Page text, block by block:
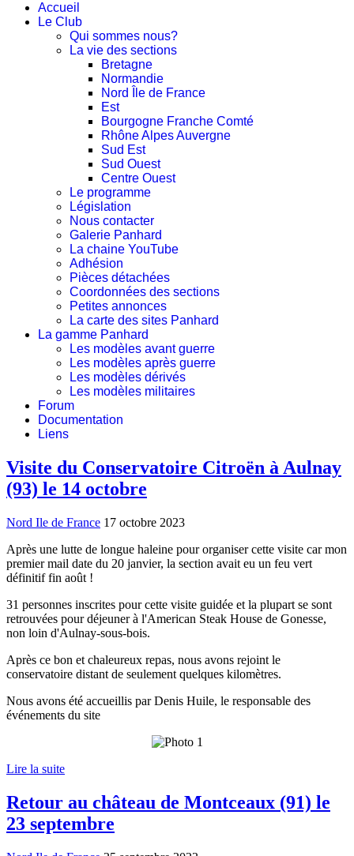
Accueil
Le Club
Qui sommes nous?
La vie des sections
Bretagne
Normandie
Nord Île de France
Est
Bourgogne Franche Comté
Rhône Alpes Auvergne
Sud Est
Sud Ouest
Centre Ouest
Le programme
Législation
Nous contacter
Galerie Panhard
La chaine YouTube
Adhésion
Pièces détachées
Coordonnées des sections
Petites annonces
La carte des sites Panhard
La gamme Panhard
Les modèles avant guerre
Les modèles après guerre
Les modèles dérivés
Les modèles militaires
Forum
Documentation
Liens
Visite du Conservatoire Citroën à Aulnay
(93) le 14 octobre
Nord Ile de France 17 octobre 2023
Après une lutte de longue haleine pour organiser cette visite car mon
premier mail date du 20 janvier, la section avait eu un feu vert
définitif fin août !
31 personnes inscrites pour cette visite guidée et la plupart se sont
retrouvées pour déjeuner à l'American Steak House de Gonesse,
non loin d'Aulnay-sous-bois.
Après ce bon et chaleureux repas, nous avons rejoint le
conservatoire distant de seulement quelques kilomètres.
Nous avons été accueillis par Denis Huile, le responsable des
événements du site
Lire la suite
Retour au château de Montceaux (91) le
23 septembre